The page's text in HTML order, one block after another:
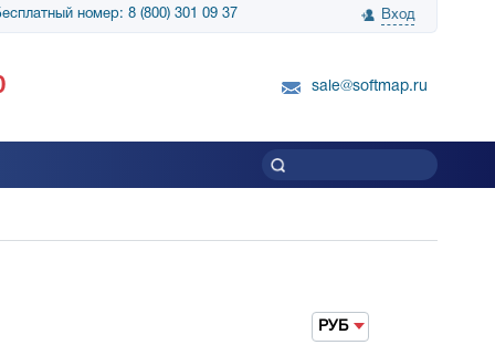
номер: 8 (800) 301 09 37 Вход
SnapGene...
благодарность SoftMap за помощь в
sale@softmap.ru
РУБ